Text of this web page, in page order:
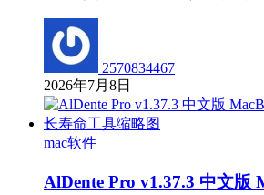
2570834467
2026年7月8日
mac软件
AlDente Pro v1.37.3 中文版